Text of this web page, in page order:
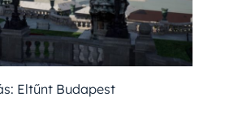
Eltűnt Budapest